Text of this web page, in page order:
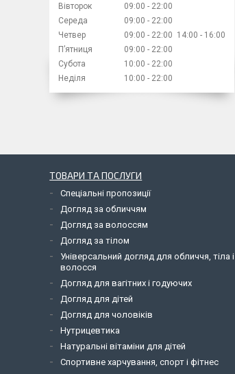
Вівторок
09:00
22:00
Середа
09:00
22:00
Четвер
09:00 22:00 14:00
16:00
Пʼятниця
09:00
22:00
Субота
10:00
22:00
Неділя
10:00 22:00
ТОВАРИ ТА ПОСЛУГИ
Спеціальні пропозиції
Догляд за обличчям
Догляд за волоссям
Догляд за тілом
Універсальний догляд для обличчя, тіла і
волосся
Догляд для вагітних і годуючих
Догляд для дітей
Догляд для чоловіків
Нутрицевтика
Натуральні вітаміни для дітей
Спортивне харчування, спорт і фітнес